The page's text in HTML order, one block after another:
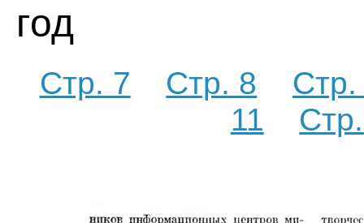
год
Стр. 7 Стр. 8
Стр.
11